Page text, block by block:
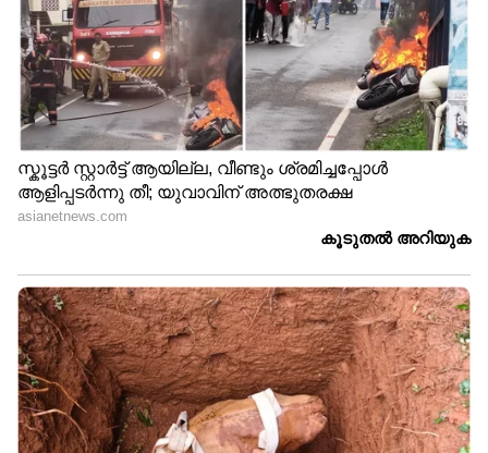
ബംഗാൾ ഉൾക്കടൽ എന്നിവിടങ്ങളിൽ
മണിക്കൂറിൽ 40 മുതൽ 45 കിലോമീറ്റര്‍
വേഗതയിലും ചിലവസരങ്ങളിൽ മണിക്കൂറിൽ
55 കിലോമീറ്റര്‍ വരെ വേഗതയിലും ശക്തമായ
കാറ്റിനും മോശം കാലാവസ്ഥയ്ക്കും സാധ്യത.
മധ്യ പടിഞ്ഞാറൻ ബംഗാൾ ഉൾക്കടൽ, തെക്ക്
ആന്ധ്രാ പ്രദേശ് തീരം, തെക്ക് പടിഞ്ഞാറൻ
അതിനോട് ചേർന്നുള്ള മധ്യ പടിഞ്ഞാറൻ
അറബിക്കടൽ, സോമാലിയൻ തീരം,ഗൾഫ് ഓഫ്
മാന്നാർ, തെക്ക് ശ്രീലങ്കൻ തീരം,വടക്ക് ഭാഗത്തെ
തെക്ക് -പടിഞ്ഞാറൻ അതിനോട് ചേർന്നുള്ള
തെക്ക് കിഴക്കൻ ബംഗാൾ ഉൾക്കടൽ
എന്നിവിടങ്ങളിൽ മണിക്കൂറിൽ 45 മുതൽ 55
കിലോമീറ്റര്‍ വേഗതയിലും ചിലവസരങ്ങളിൽ
മണിക്കൂറിൽ 65 കിലോമീറ്റര്‍ വരെ വേഗതയിലും